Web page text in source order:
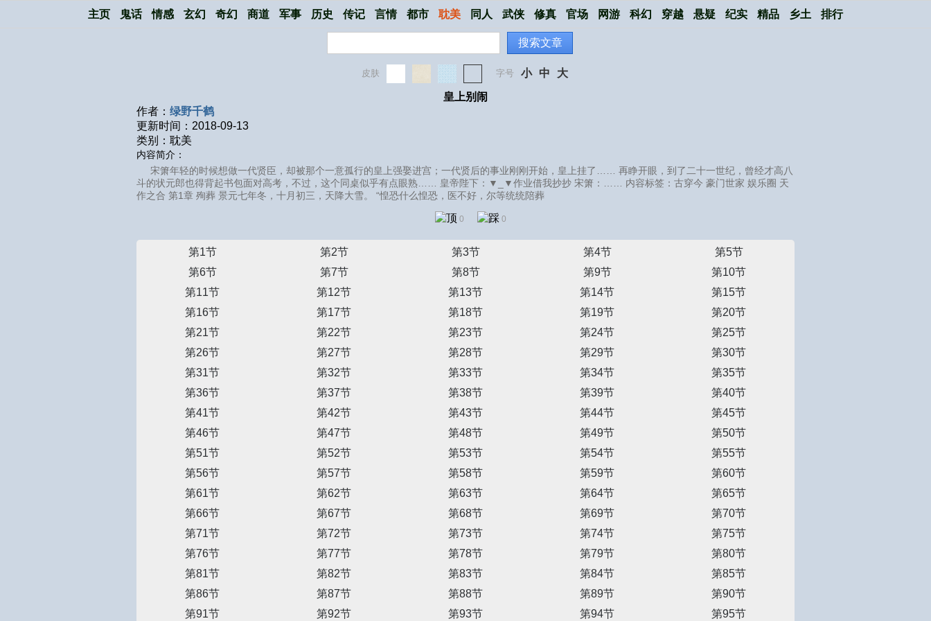
主页 鬼话 情感 玄幻 奇幻 商道 军事 历史 传记 言情 都市 耽美 同人 武侠 修真 官场 网游 科幻 穿越 悬疑 纪实 精品 乡土 排行
搜索文章
皮肤 字号 小 中
大
皇上别闹
作者： 绿野千鹤
更新时间：2018-09-13
类别：耽美
内容简介：
宋箫年轻的时候想做一代贤臣，却被那个一意孤行的皇上强娶进宫；一代贤后的事业刚刚开始，皇上挂了…… 再睁开眼，到了二十一世纪，曾经才高八
斗的状元郎也得背起书包面对高考，不过，这个同桌似乎有点眼熟…… 皇帝陛下：▼_▼作业借我抄抄 宋箫：…… 内容标签：古穿今 豪门世家 娱乐圈 天
作之合 第1章 殉葬 景元七年冬，十月初三，天降大雪。 “惶恐什么惶恐，医不好，尔等统统陪葬
0 0
第1节 第2节 第3节 第4节
第5节
第6节
第7节 第8节 第9节
第10节
第11节
第12节 第13节 第14节
第15节
第16节
第17节 第18节 第19节
第20节
第21节
第22节 第23节 第24节
第25节
第26节
第27节 第28节 第29节
第30节
第31节
第32节 第33节 第34节
第35节
第36节
第37节 第38节 第39节
第40节
第41节
第42节 第43节 第44节
第45节
第46节
第47节 第48节 第49节
第50节
第51节
第52节 第53节 第54节
第55节
第56节
第57节 第58节 第59节
第60节
第61节
第62节 第63节 第64节
第65节
第66节
第67节 第68节 第69节
第70节
第71节
第72节 第73节 第74节
第75节
第76节
第77节 第78节 第79节
第80节
第81节
第82节 第83节 第84节
第85节
第86节
第87节 第88节 第89节
第90节
第91节
第92节 第93节 第94节 第95节